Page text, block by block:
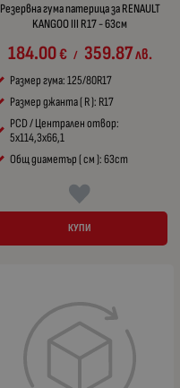
Резервна гума патерица за RENAULT
KANGOO III R17 - 63см
184.00€ / 359.87лв.
Размер гума: 125/80R17
Размер джанта ( R ): R17
PCD / Централен отвор:
5x114,3x66,1
Общ диаметър ( см ): 63cm
КУПИ